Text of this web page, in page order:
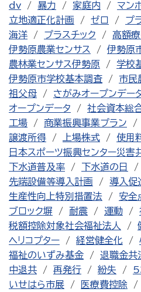
dv
暴力 家庭内
マン
立地適正化計画
ゼロ プ
海洋
プラスチック 高額
伊勢原農業センサス
伊勢原
農林業センサス伊勢原
学校
伊勢原市学校基本調査
市民
祖父母
さがみオープンデー
オープンデータ
社会資本総
工場
商業振興事業プラン
譲渡所得
上場株式
使用
日本スポーツ振興センター災害
下水道普及率
下水道の日
先端設備等導入計画
導入促
生産性向上特別措置法
安全
ブロック塀
耐震 運動
税額控除対象社会福祉法人
ヘリコプター
経営健全化
福祉のいずみ基金
退職金共
中退共
再発行 紛失
いせはら市展
医療費控除